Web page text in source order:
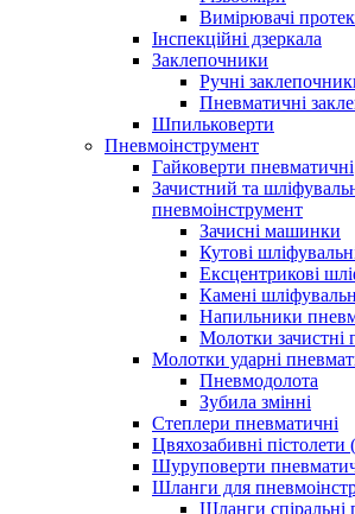
Вимірювачі
Інспекційні дзеркала
Заклепочники
Ручні
Пневматичні
Шпильковерти
Пневмоінструмент
Гайковерти пневматичні
Зачистний та
пневмоінструмент
Зачисні машинки
Кутові
Ексцентрикові
Камені
Напильники
Молотки зачистні
Молотки ударні
Пневмодолота
Зубила змінні
Степлери пневматичні
Цвяхозабивні пістолети
Шуруповерти
Шланги для
Шланги спіральні